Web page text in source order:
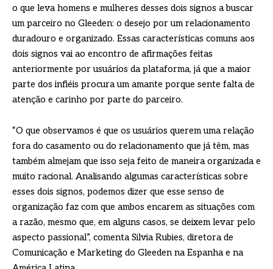
o que leva homens e mulheres desses dois signos a buscar
um parceiro no Gleeden: o desejo por um relacionamento
duradouro e organizado. Essas características comuns aos
dois signos vai ao encontro de afirmações feitas
anteriormente por usuários da plataforma, já que a maior
parte dos infiéis procura um amante porque sente falta de
atenção e carinho por parte do parceiro.
“O que observamos é que os usuários querem uma relação
fora do casamento ou do relacionamento que já têm, mas
também almejam que isso seja feito de maneira organizada e
muito racional. Analisando algumas características sobre
esses dois signos, podemos dizer que esse senso de
organização faz com que ambos encarem as situações com
a razão, mesmo que, em alguns casos, se deixem levar pelo
aspecto passional”, comenta Silvia Rubies, diretora de
Comunicação e Marketing do Gleeden na Espanha e na